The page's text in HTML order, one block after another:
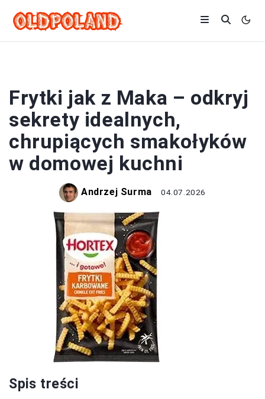
Frytki jak z Maka – odkryj
sekrety idealnych,
chrupiących smakołyków
w domowej kuchni
Andrzej Surma 04.07.2026
Spis treści